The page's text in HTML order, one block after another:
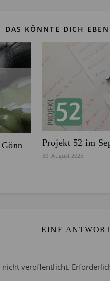
DAS KÖNNTE DICH
Projekt 52 im
30. August 2025
EINE
nicht veröffentlicht.